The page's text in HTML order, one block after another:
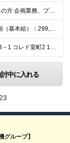
以下いずれかの経験をお持ちの方 企画業務、プロジェクト推進、プロジェクト型業務の経験 コンサルティングファームでの実務経験 ◆専門領域の実務経験 金融（保険・銀行・証券）における主要業務・システム経
想定年収580～1100万円 月額（基本給）：299,080円～ 固定残業手当/月：115,220円～（固定残業時間45時間0分/月） 超過した時間外労働の残業手当は追加支給 賞与年2回（6月、1
東京都中央区日本橋室町2－3－1 コレド室町2 10階 ・事業所は本社（東京）のみですので、転勤はございません。 担当する案件により、出張をしていただくことはございます。 (変更の範囲)上記を除
中に入れる
グループ】